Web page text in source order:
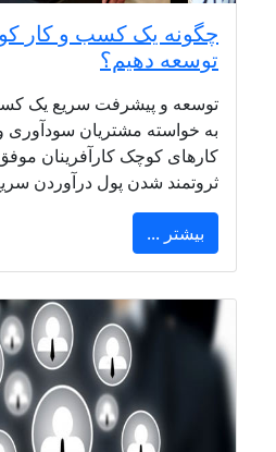
چگونه یک کسب و کار
توسعه دهیم؟
توسعه و پیشرفت سریع یک
به خواسته مشتریان
کارهای کوچک کارآفرینان
ثروتمند شدن پول درآوردن
بیشتر ...